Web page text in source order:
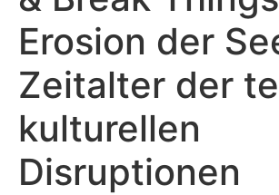
Erosion der
Zeitalter der
kulturellen
Disruptionen